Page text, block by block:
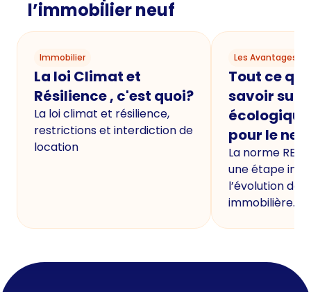
l’immobilier neuf
Immobilier
La loi Climat et
Résilience , c'est quoi?
La loi climat et résilience,
restrictions et interdiction de
location
Les Avantages
Tout ce
savoir sur
écologique
pour le
La norme
une étape
l’évolution de
immobilière.